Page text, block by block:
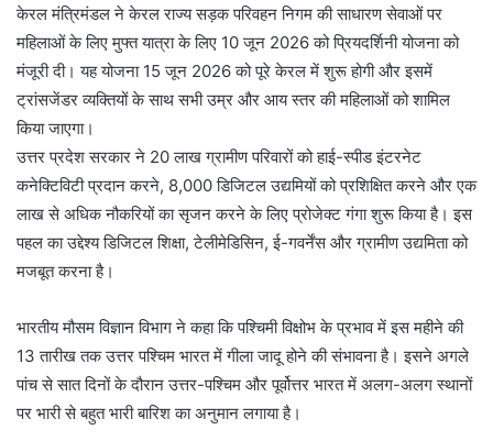
केरल मंत्रिमंडल ने केरल राज्य सड़क परिवहन निगम की साधारण सेवाओं पर
महिलाओं के लिए मुफ्त यात्रा के लिए 10 जून 2026 को प्रियदर्शिनी योजना को
मंजूरी दी। यह योजना 15 जून 2026 को पूरे केरल में शुरू होगी और इसमें
ट्रांसजेंडर व्यक्तियों के साथ सभी उम्र और आय स्तर की महिलाओं को शामिल
किया जाएगा।
उत्तर प्रदेश सरकार ने 20 लाख ग्रामीण परिवारों को हाई-स्पीड इंटरनेट
कनेक्टिविटी प्रदान करने, 8,000 डिजिटल उद्यमियों को प्रशिक्षित करने और एक
लाख से अधिक नौकरियों का सृजन करने के लिए प्रोजेक्ट गंगा शुरू किया है। इस
पहल का उद्देश्य डिजिटल शिक्षा, टेलीमेडिसिन, ई-गवर्नेंस और ग्रामीण उद्यमिता को
मजबूत करना है।
भारतीय मौसम विज्ञान विभाग ने कहा कि पश्चिमी विक्षोभ के प्रभाव में इस महीने की
13 तारीख तक उत्तर पश्चिम भारत में गीला जादू होने की संभावना है। इसने अगले
पांच से सात दिनों के दौरान उत्तर-पश्चिम और पूर्वोत्तर भारत में अलग-अलग स्थानों
पर भारी से बहुत भारी बारिश का अनुमान लगाया है।